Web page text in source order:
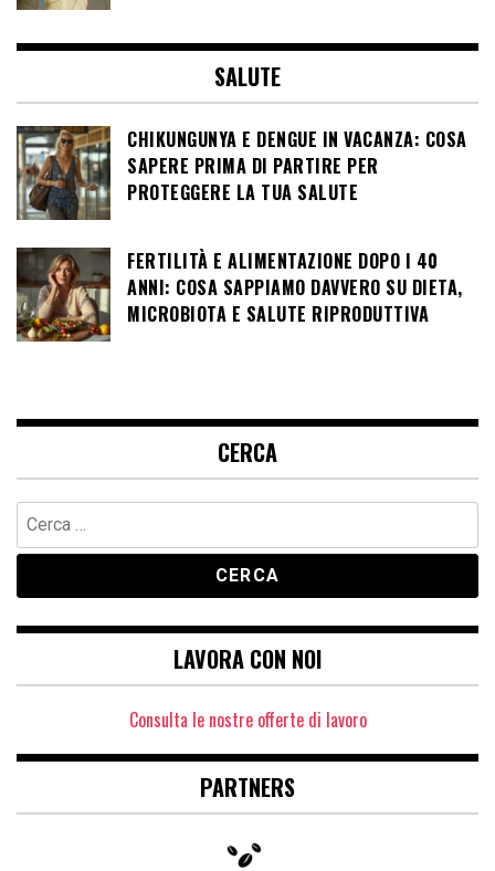
SALUTE
CHIKUNGUNYA E DENGUE IN VACANZA: COSA
SAPERE PRIMA DI PARTIRE PER
PROTEGGERE LA TUA SALUTE
FERTILITÀ E ALIMENTAZIONE DOPO I 40
ANNI: COSA SAPPIAMO DAVVERO SU DIETA,
MICROBIOTA E SALUTE RIPRODUTTIVA
CERCA
Ricerca
per:
LAVORA CON NOI
Consulta le nostre offerte di lavoro
PARTNERS